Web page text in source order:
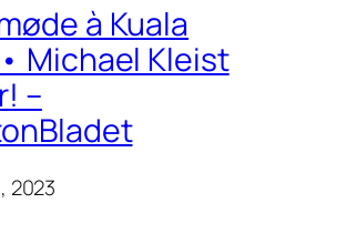
à Kuala
Michael Kleist
–
2023